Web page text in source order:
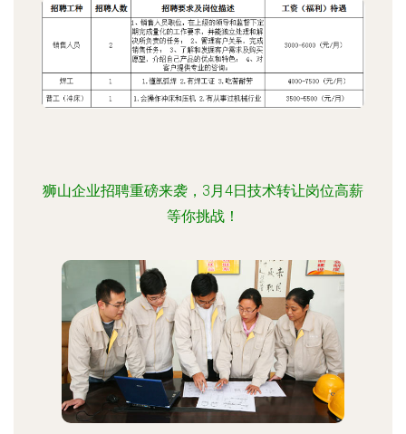
狮山企业招聘重磅来袭，3月4日技术转让岗位高薪
等你挑战！